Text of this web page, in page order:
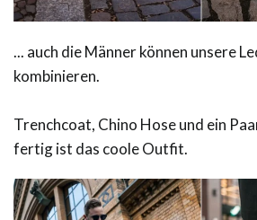
... auch die Männer können unsere
kombinieren.
Trenchcoat, Chino Hose und ein
fertig ist das coole Outfit.